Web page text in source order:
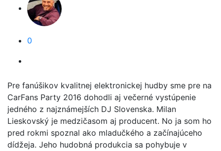
0
Pre fanúšikov kvalitnej elektronickej hudby sme pre na
CarFans Party 2016 dohodli aj večerné vystúpenie
jedného z najznámejších DJ Slovenska. Milan
Lieskovský je medzičasom aj producent. No ja som ho
pred rokmi spoznal ako mladučkého a začínajúceho
dídžeja. Jeho hudobná produkcia sa pohybuje v